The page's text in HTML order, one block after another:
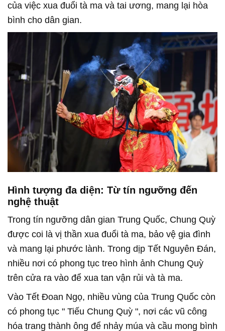
của việc xua đuổi tà ma và tai ương, mang lại hòa
bình cho dân gian.
Hình tượng đa diện: Từ tín ngưỡng đến
nghệ thuật
Trong tín ngưỡng dân gian Trung Quốc, Chung Quỳ
được coi là vị thần xua đuổi tà ma, bảo vệ gia đình
và mang lại phước lành. Trong dịp Tết Nguyên Đán,
nhiều nơi có phong tục treo hình ảnh Chung Quỳ
trên cửa ra vào để xua tan vận rủi và tà ma.
Vào Tết Đoan Ngọ, nhiều vùng của Trung Quốc còn
có phong tục " Tiếu Chung Quỳ ", nơi các vũ công
hóa trang thành ông để nhảy múa và cầu mong bình